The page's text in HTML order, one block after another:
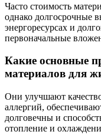
Часто стоимость
однако долгосрочные
энергоресурсах и
первоначальные
Какие основные
материалов для
Они улучшают
аллергий,
долговечны и
отопление и